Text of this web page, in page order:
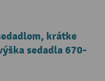
krátke
sedadla 670-